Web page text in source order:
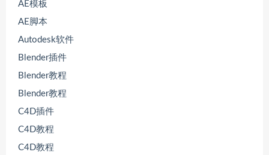
AE模板
AE脚本
Autodesk软件
Blender插件
Blender教程
Blender教程
C4D插件
C4D教程
C4D教程